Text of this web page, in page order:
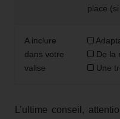
place
A inclure
dans votre
valise
De la
Une
L’ultime conseil,